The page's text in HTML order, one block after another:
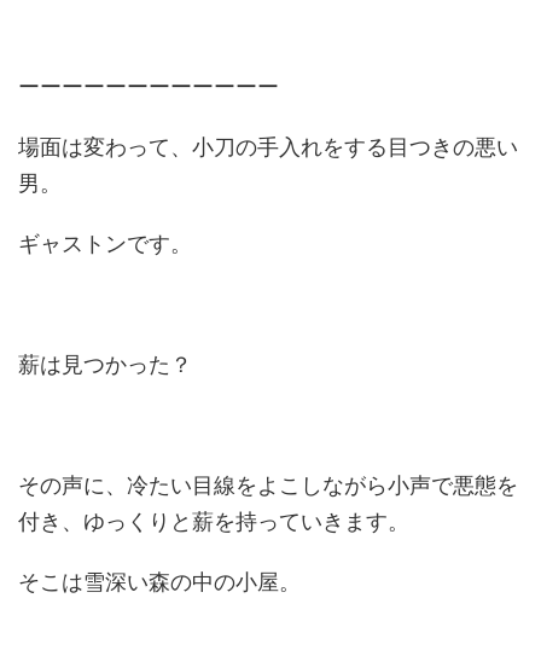
ーーーーーーーーーーーー
場面は変わって、小刀の手入れをする目つきの悪い
男。
ギャストンです。
薪は見つかった？
その声に、冷たい目線をよこしながら小声で悪態を
付き、ゆっくりと薪を持っていきます。
そこは雪深い森の中の小屋。